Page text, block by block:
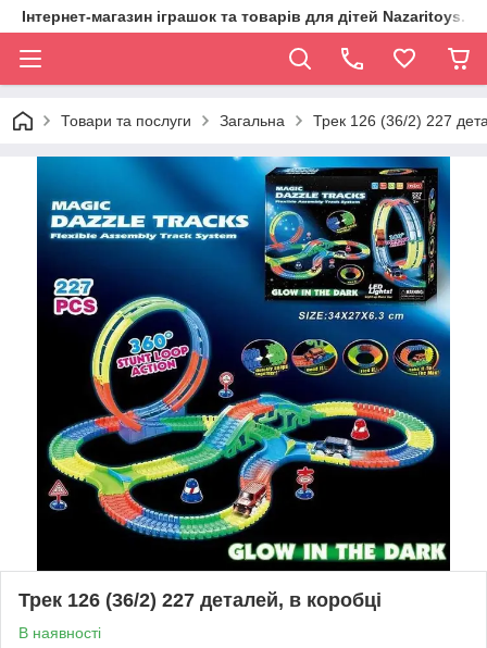
Інтернет-магазин іграшок та товарів для дітей
Товари та послуги Загальна Трек 126 (36/2) 227
Трек 126 (36/2) 227 деталей, в коробці
В наявності